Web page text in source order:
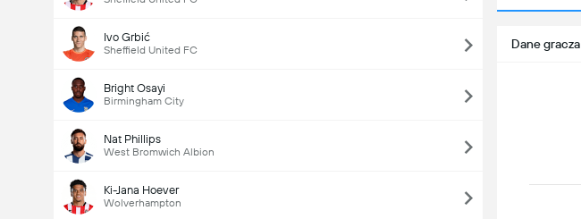
Ivo Grbić
Sheffield United FC
Bright Osayi
Birmingham City
Nat Phillips
West Bromwich Albion
Ki-Jana Hoever
Wolverhampton
Dane gracza